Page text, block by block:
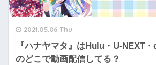
2021.05.06 Thu
『ハナヤマタ』はHulu・U-NEXT
のどこで動画配信してる？